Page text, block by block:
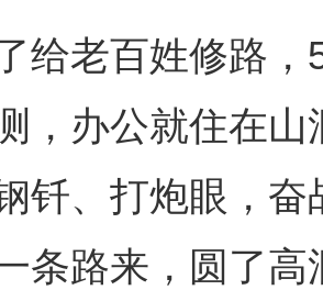
老百姓修路，
，办公就住在
钎、打炮眼，
条路来，圆了